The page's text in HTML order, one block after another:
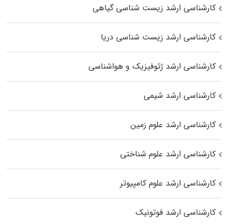
کارشناسی ارشد زیست‌ شناسی گیاهی
کارشناسی ارشد زیست‌ شناسی دریا
کارشناسی ارشد ژئوفیزیک و هواشناسی
کارشناسی ارشد شیمی
کارشناسی ارشد علوم زمین
کارشناسی ارشد علوم شناختی
کارشناسی ارشد علوم کامپیوتر
کارشناسی ارشد فوتونیک